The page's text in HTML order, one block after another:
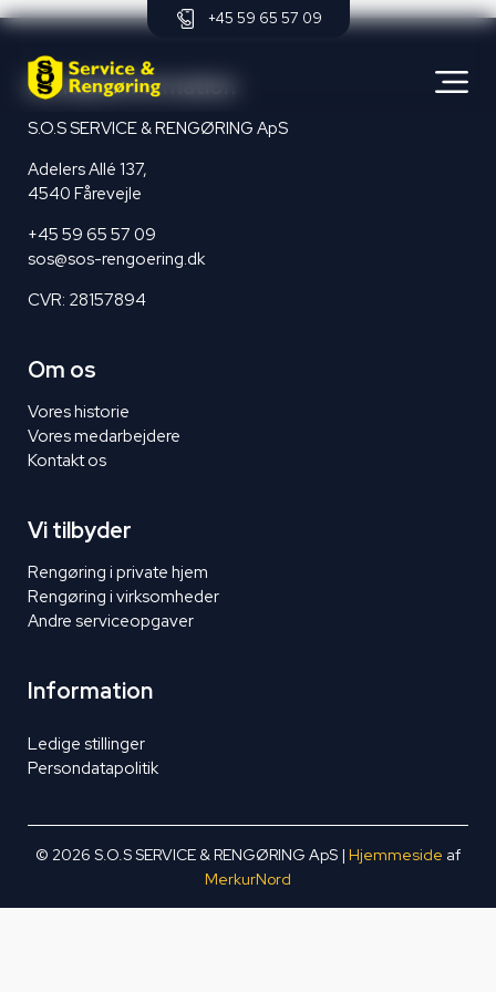
+45 59 65 57 09
Kontaktinformation
S.O.S SERVICE & RENGØRING ApS
Adelers Allé 137,
4540 Fårevejle
+45 59 65 57 09
sos@sos-rengoering.dk
CVR: 28157894
Om os
Vores historie
Vores medarbejdere
Kontakt os
Vi tilbyder
Rengøring i private hjem
Rengøring i virksomheder
Andre serviceopgaver
Information
Ledige stillinger
Persondatapolitik
© 2026 S.O.S SERVICE & RENGØRING ApS | Hjemmeside af
MerkurNord